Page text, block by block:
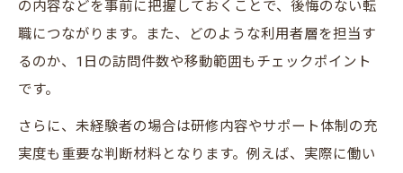
の内容などを事前に把握しておくことで、後悔のない転
職につながります。また、どのような利用者層を担当す
るのか、1日の訪問件数や移動範囲もチェックポイント
です。
さらに、未経験者の場合は研修内容やサポート体制の充
実度も重要な判断材料となります。例えば、実際に働い